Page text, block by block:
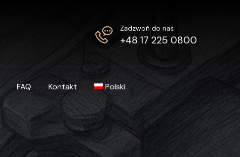
Zadzwoń do nas
+48 17 225 0800
FAQ Kontakt Polski